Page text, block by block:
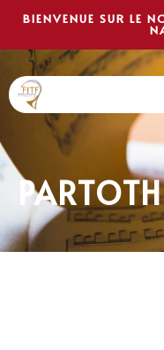
BIENVENUE SUR LE